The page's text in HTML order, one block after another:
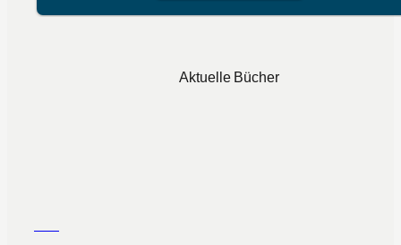
Aktuelle Bücher